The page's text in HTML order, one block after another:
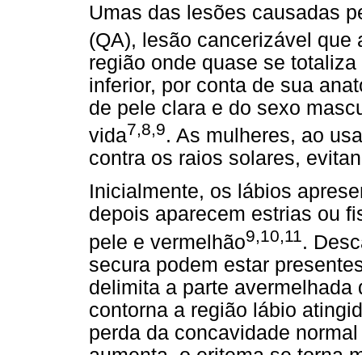
Umas das lesões causadas
(QA), lesão cancerizável
região onde quase se
inferior, por conta de sua
de pele clara e do sexo
vida7,8,9. As mulheres, ao
contra os raios solares,
Inicialmente, os lábios
depois aparecem estrias ou
pele e vermelhão9,10,11 .
secura podem estar
delimita a parte
contorna a região lábio
perda da concavidade